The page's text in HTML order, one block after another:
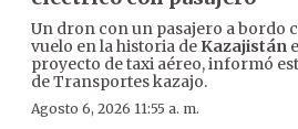
Un dron con un pasajero a bordo
vuelo en la historia de Kazajistán
proyecto de taxi aéreo, informó
de Transportes kazajo.
Agosto 6, 2026 11:55 a. m.